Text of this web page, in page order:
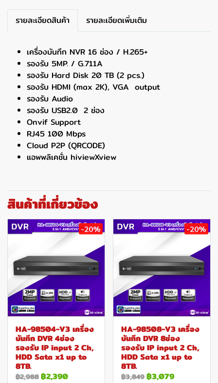
รายละเอียดสินค้า รายละเอียดเพิ่มเติม
เครื่องบันทึก NVR 16 ช่อง / H.265+
รองรับ 5MP. / G.711A
รองรับ Hard Disk 20 TB (2 pcs.)
รองรับ HDMI (max 2K), VGA output
รองรับ Audio
รองรับ USB2.0 2 ช่อง
Onvif Support
RJ45 100 Mbps
Cloud P2P (QRCODE)
แอพพลิเคชั่น hiviewXview
สินค้าที่เกี่ยวข้อง
-20%
HA-98504-V3 เครื่อง
บันทึก DVR 4ช่อง
รองรับ IP input 2 Ch,
HDD Sata x1 up to
8TB.
฿2,988฿2,390
-20%
HA-98508-V3 เครื่อง
บันทึก DVR 8ช่อง
รองรับ IP input 2 Ch,
HDD Sata x1 up to
8TB.
฿3,849฿3,079